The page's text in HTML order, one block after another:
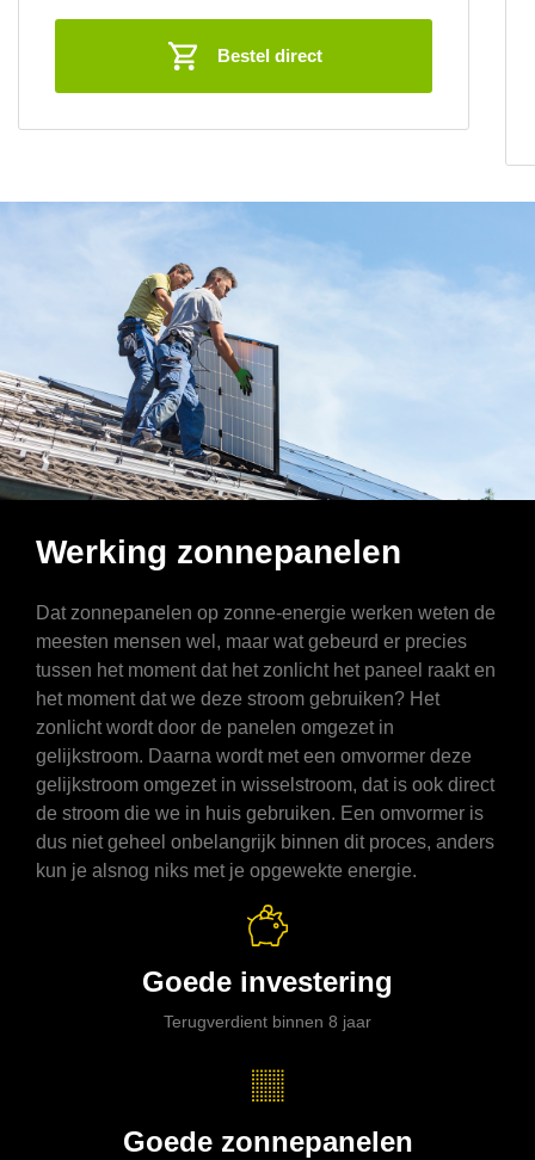
Bestel direct
Werking zonnepanelen
Dat zonnepanelen op zonne-energie werken weten de
meesten mensen wel, maar wat gebeurd er precies
tussen het moment dat het zonlicht het paneel raakt en
het moment dat we deze stroom gebruiken? Het
zonlicht wordt door de panelen omgezet in
gelijkstroom. Daarna wordt met een omvormer deze
gelijkstroom omgezet in wisselstroom, dat is ook direct
de stroom die we in huis gebruiken. Een omvormer is
dus niet geheel onbelangrijk binnen dit proces, anders
kun je alsnog niks met je opgewekte energie.
Goede investering
Terugverdient binnen 8 jaar
Goede zonnepanelen